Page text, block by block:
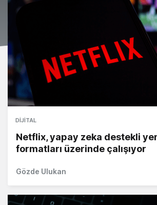
DIJITAL
Netflix, yapay zeka destekli
formatları üzerinde çalışıyor
Gözde Ulukan